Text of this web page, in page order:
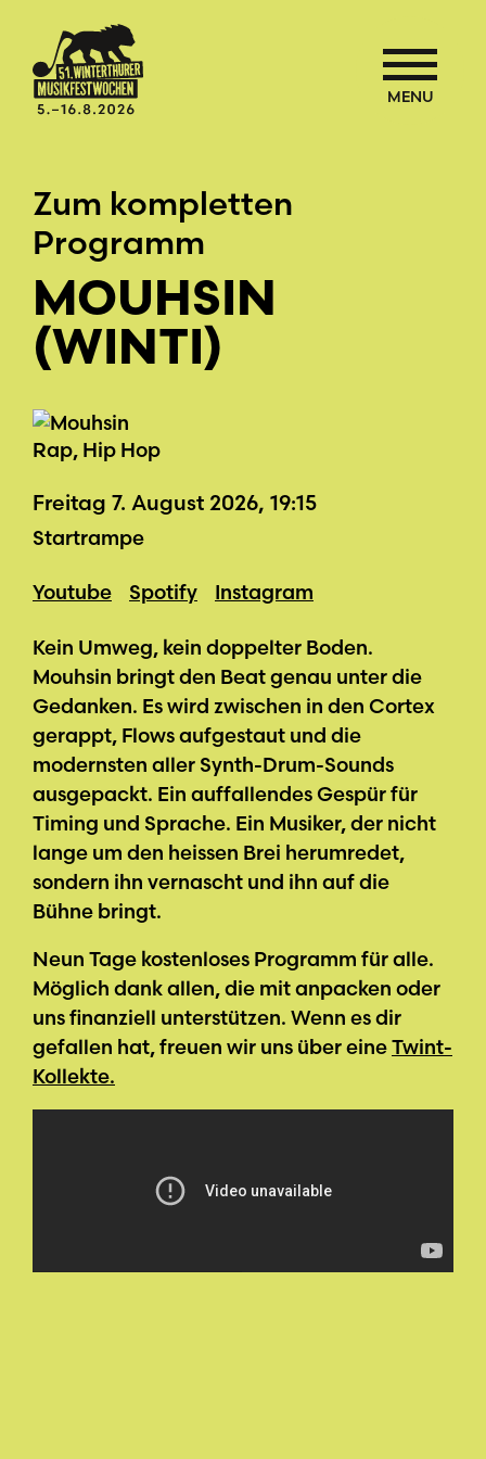
MENU
Zum kompletten
Programm
MOUHSIN
(WINTI)
Rap, Hip Hop
Freitag 7. August 2026, 19:15
Startrampe
Youtube Spotify Instagram
Kein Umweg, kein doppelter Boden.
Mouhsin bringt den Beat genau unter die
Gedanken. Es wird zwischen in den Cortex
gerappt, Flows aufgestaut und die
modernsten aller Synth-Drum-Sounds
ausgepackt. Ein auffallendes Gespür für
Timing und Sprache. Ein Musiker, der nicht
lange um den heissen Brei herumredet,
sondern ihn vernascht und ihn auf die
Bühne bringt.
Neun Tage kostenloses Programm für alle.
Möglich dank allen, die mit anpacken oder
uns finanziell unterstützen. Wenn es dir
gefallen hat, freuen wir uns über eineTwint-
Kollekte.